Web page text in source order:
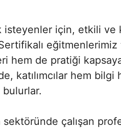
isteyenler için, etkili ve
Sertifikalı
hem de pratiği
katılımcılar hem bilgi
bulurlar.
sektöründe çalışan